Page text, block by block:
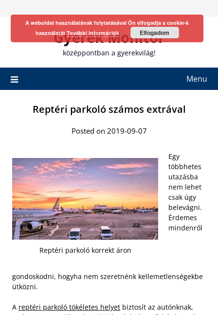
Gyerek Monitor
középpontban a gyerekvilág!
Menu
Reptéri parkoló számos extrával
Posted on 2019-09-07
Reptéri parkoló korrekt áron
Egy
többhetes
utazásba
nem lehet
csak úgy
belevágni.
Érdemes
mindenről
gondoskodni, hogyha nem szeretnénk kellemetlenségekbe
ütközni.
A reptéri parkoló tökéletes helyet biztosít az autónknak,
A weboldal használatának folytatásával Ön elfogadja a cookie-k
használatát További információk Elfogadom